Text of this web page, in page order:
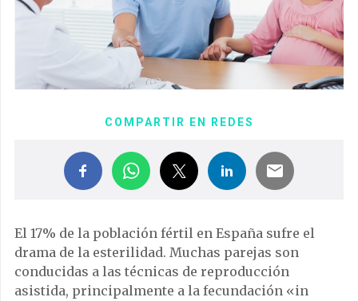
COMPARTIR EN REDES
El 17% de la población fértil en España sufre el
drama de la esterilidad. Muchas parejas son
conducidas a las técnicas de reproducción
asistida, principalmente a la fecundación «in